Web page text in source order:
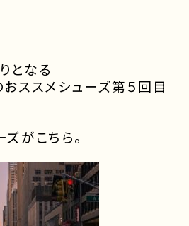
となる
おススメシューズ第５回目
がこちら。